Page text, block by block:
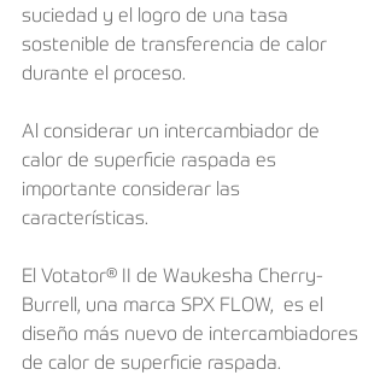
suciedad y el logro de una tasa
sostenible de transferencia de calor
durante el proceso.
Al considerar un intercambiador de
calor de superficie raspada es
importante considerar las
características.
El Votator® II de Waukesha Cherry-
Burrell, una marca SPX FLOW,  es el
diseño más nuevo de intercambiadores
de calor de superficie raspada.